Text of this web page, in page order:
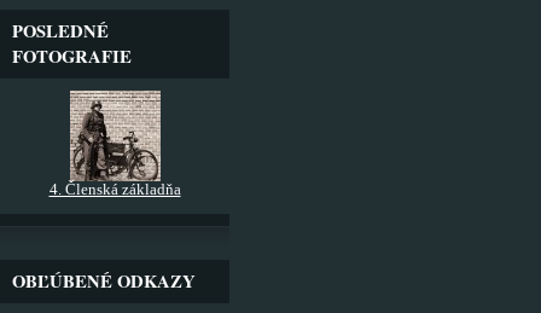
POSLEDNÉ
FOTOGRAFIE
4. Členská základňa
OBĽÚBENÉ ODKAZY